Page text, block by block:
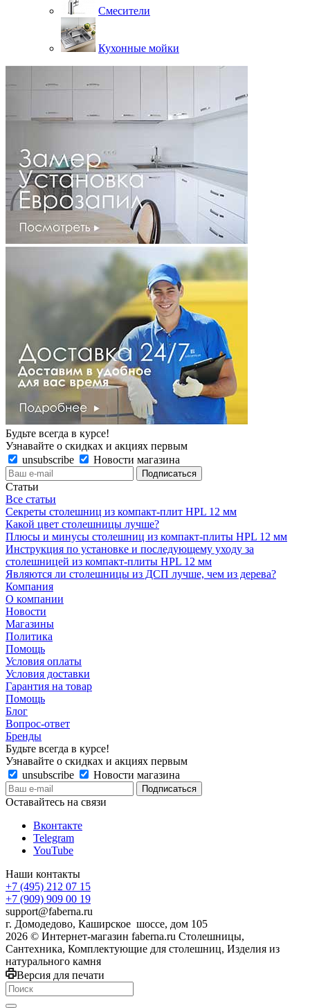
Смесители
Кухонные мойки
Будьте всегда в курсе!
Узнавайте о скидках и акциях первым
unsubscribe
Новости магазина
Статьи
Все статьи
Секреты столешниц из компакт-плит HPL 12 мм
Какой цвет столешницы лучше?
Плюсы и минусы столешниц из компакт-плиты HPL 12 мм
Инструкция по установке и последующему уходу за
столешницей из компакт-плиты HPL 12 мм
Являются ли столешницы из ДСП лучше, чем из дерева?
Компания
О компании
Новости
Магазины
Политика
Помощь
Условия оплаты
Условия доставки
Гарантия на товар
Помощь
Блог
Вопрос-ответ
Бренды
Будьте всегда в курсе!
Узнавайте о скидках и акциях первым
unsubscribe
Новости магазина
Оставайтесь на связи
Вконтакте
Telegram
YouTube
Наши контакты
+7 (495) 212 07 15
+7 (909) 909 00 19
support@faberna.ru
г. Домодедово, Каширское шоссе, дом 105
2026 © Интернет-магазин faberna.ru Столешницы,
Сантехника, Комплектующие для столешниц, Изделия из
натурального камня
Версия для печати